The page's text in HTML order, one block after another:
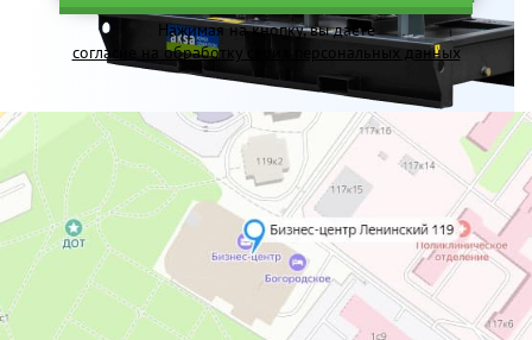
Нажимая на кнопку, вы даете
согласие на обработку своих персональных данных